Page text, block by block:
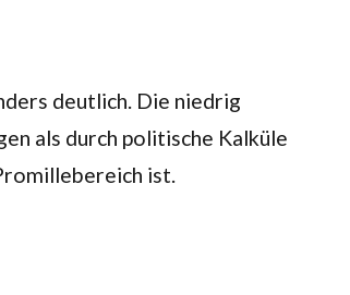
deutlich. Die niedrig
als durch politische Kalküle
ist.